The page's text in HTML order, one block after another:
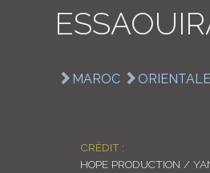
MAROC
CRÉDIT :
HOPE PRODUCTION /